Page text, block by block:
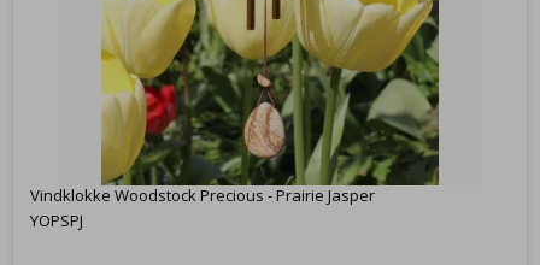
Vindklokke Woodstock Precious - Prairie Jasper
YOPSPJ